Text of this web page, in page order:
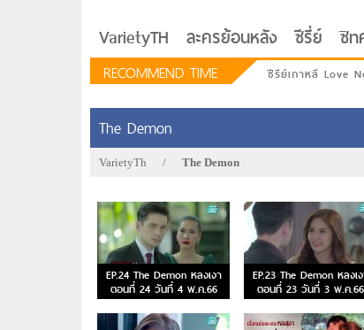
VarietyTH ละครย้อนหลัง ซีรี่ย์ ซิ
RECOMMEND TIME ซีรีย์เกาหลี Love
รักอยู่ประตูถัดไป
The Demon
VarietyTh / The Demon
EP.24 The Demon หลงเงา
ตอนที่ 24 วันที่ 4 พ.ค.66
EP.23 The Demon หลงเ
ตอนที่ 23 วันที่ 3 พ.ค.66